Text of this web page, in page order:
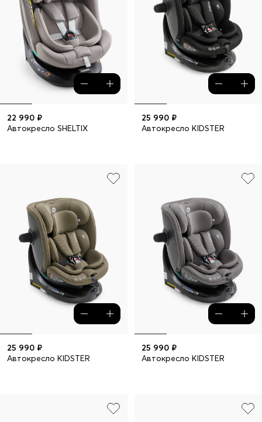
22 990 ₽
Автокресло SHELTIX
25 990 ₽
Автокресло KIDSTER
25 990 ₽
Автокресло KIDSTER
25 990 ₽
Автокресло KIDSTER